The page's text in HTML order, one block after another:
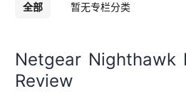
全部 暂无专栏分类
Netgear Nighthawk
Review